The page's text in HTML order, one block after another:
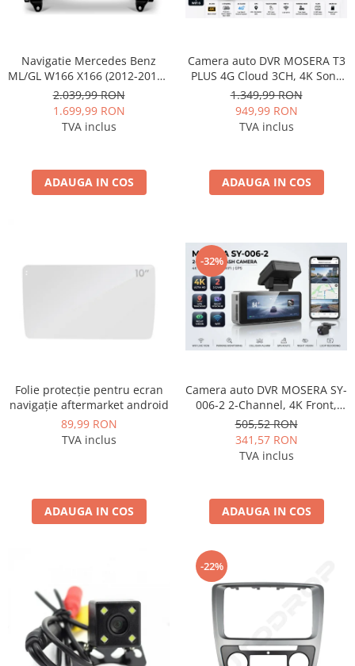
Navigatie Mercedes Benz
ML/GL W166 X166 (2012-2015),
Linux OS & OEM, NTG 4.5,
CarPlay & Android Auto
Wireless, MirrorLink, Camera
BGRKITMB016
2.039,99 RON
1.699,99 RON
TVA inclus
ADAUGA IN COS
Camera auto DVR MOSERA T3
PLUS 4G Cloud 3CH, 4K Sony
IMX415 + interior 1080P +
camera spate 1080P, GPS,
WiFi 6, ecran touch IPS 3”,
1.349,99 RON
949,99 RON
TVA inclus
ADAUGA IN COS
Folie protecție pentru ecran
navigație aftermarket android
89,99 RON
TVA inclus
ADAUGA IN COS
-32%
Camera auto DVR MOSERA SY-
006-2 2-Channel, 4K Front,
1080P Spate, ecran 2.99", GPS,
WiFi, Night Vision, G-Sensor,
Loop Recording
505,52 RON
341,57 RON
TVA inclus
ADAUGA IN COS
-22%